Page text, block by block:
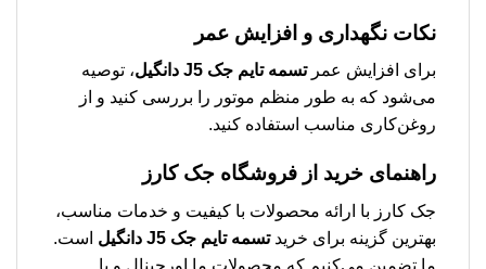
نکات نگهداری و افزایش عمر
برای افزایش عمرتسمه تایم جک J5 دانگیل
، توصیه
می‌شود که به طور منظم موتور را بررسی کنید و از
روغن‌کاری مناسب استفاده کنید.
راهنمای خرید از فروشگاه جک کارز
جک کارز با ارائه محصولات با کیفیت و خدمات مناسب،
بهترین گزینه برای خریدتسمه تایم جک J5 دانگیل
است.
ما تضمین می‌کنیم که محصولات ما اورجینال و با